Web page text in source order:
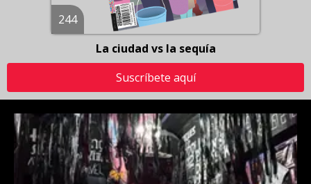
244
La ciudad vs la sequía
Suscríbete aquí